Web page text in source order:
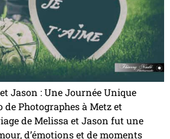
Jason : Une Journée Unique
de Photographes à Metz et
de Melissa et Jason fut une
d’émotions et de moments